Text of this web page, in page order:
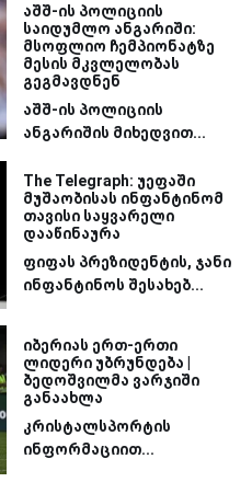
აშშ-ის პოლიციის
საიდუმლო ანგარიში:
მსოფლიო ჩემპიონატზე
მესის მკვლელობას
გეგმავდნენ
აშშ-ის პოლიციის
ანგარიშის მიხედვით...
The Telegraph: უეფაში
მუშაობისას ინფანტინომ
თავისი საყვარელი
დააწინაურა
ფიფას პრეზიდენტის, ჯანი
ინფანტინოს შესახებ...
იბერიას ერთ-ერთი
ლიდერი უბრუნდება |
ბედოშვილმა ვარჯიში
განაახლა
კრისტალსპორტის
ინფორმაციით...